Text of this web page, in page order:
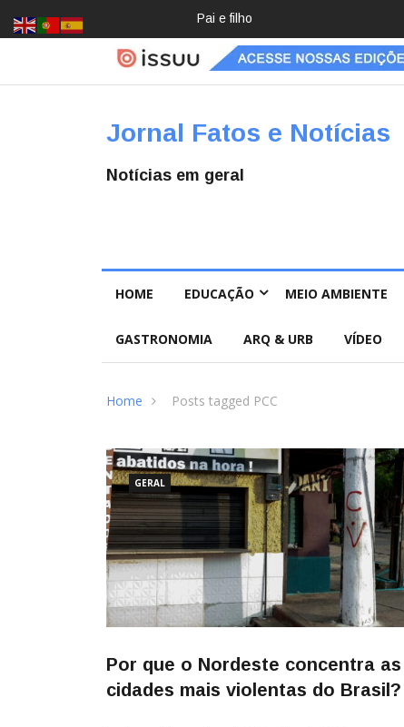
Crochê, jardinagem, diário:
Jornal Fatos e Notícias
Notícias em geral
HOME EDUCAÇÃO MEIO AMBIENTE
GASTRONOMIA ARQ & URB VÍDEO
Home Posts tagged PCC
GERAL
Por que o Nordeste concentra as
cidades mais violentas do Brasil?